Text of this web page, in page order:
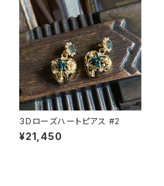
3Dローズハートピアス #2
¥21,450